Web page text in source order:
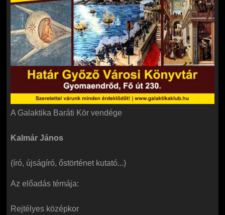
A Galaktika Baráti Kör vendége
Kalmár János
(író, újságíró, őstörténet kutató...)
Az előadás témája:
Rejtélyes középkor